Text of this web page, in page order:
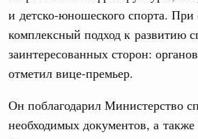
и детско-юношеского спорта.
комплексный подход к развитию
заинтересованных сторон:
отметил вице-премьер.
Он поблагодарил Министерство
необходимых документов, а
7 августа, пятница
городов. Городская среда
провёл заседание
конкурса лучших
информационных технологий